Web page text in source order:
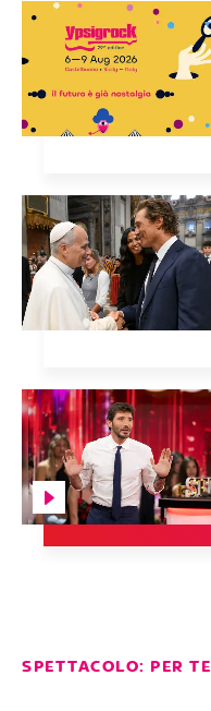
SPETTACOLO: PER TE